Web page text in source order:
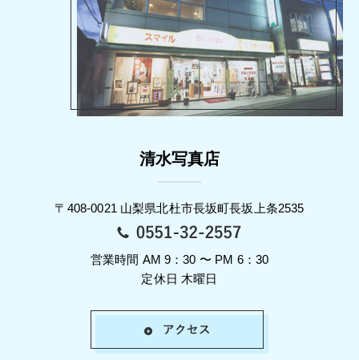
清水写真店
〒408-0021 山梨県北杜市長坂町長坂上条2535
営業時間 AM 9：30 〜 PM 6：30
定休日 木曜日